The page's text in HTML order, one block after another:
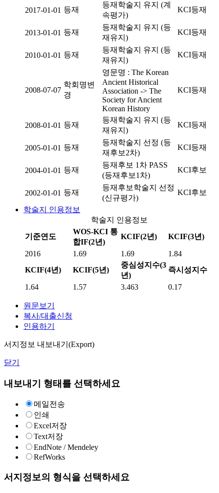
2017-01-01 등재
등재학술지 유지 (계
속평가)
KCI등재
2013-01-01 등재
등재학술지 유지 (등
재유지)
KCI등재
2010-01-01 등재
등재학술지 유지 (등
재유지)
KCI등재
2008-07-07
학회명변
경
영문명 : The Korean
Ancient Historical
Association -> The
Society for Ancient
Korean History
KCI등재
2008-01-01 등재
등재학술지 유지 (등
재유지)
KCI등재
2005-01-01 등재
등재학술지 선정 (등
재후보2차)
KCI등재
2004-01-01 등재
등재후보 1차 PASS
(등재후보1차)
KCI후보
2002-01-01 등재
등재후보학술지 선정
(신규평가)
KCI후보
학술지 인용정보
학술지 인용정보
기준연도
WOS-KCI 통
합IF(2년)
KCIF(2년) KCIF(3년)
2016 1.69 1.69
1.84
KCIF(4년)
KCIF(5년)
중심성지수(3
년)
즉시성지수
1.64 1.57 3.463 0.17
원문보기
복사/대출신청
인용하기
서지정보 내보내기(Export)
닫기
내보내기 형태를 선택하세요
메일전송
인쇄
Excel저장
Text저장
EndNote / Mendeley
RefWorks
서지정보의 형식을 선택하세요